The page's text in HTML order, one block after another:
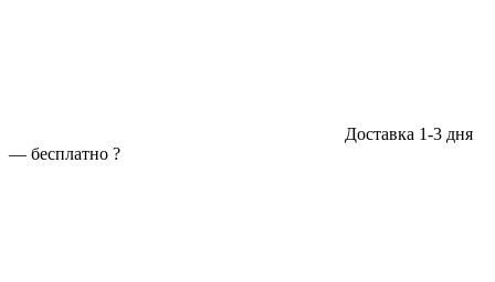
Доставка 1-3 дня
— бесплатно ?